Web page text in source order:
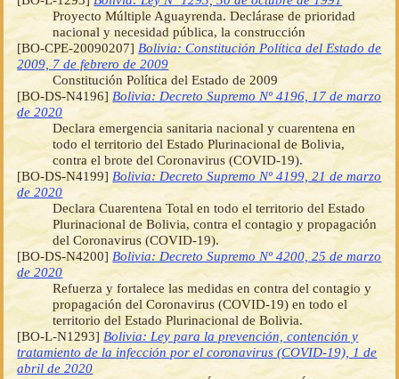
Proyecto Múltiple Aguayrenda. Declárase de prioridad
nacional y necesidad pública, la construcción
[BO-CPE-20090207] Bolivia: Constitución Política del Estado de
2009, 7 de febrero de 2009
Constitución Política del Estado de 2009
[BO-DS-N4196] Bolivia: Decreto Supremo Nº 4196, 17 de marzo
de 2020
Declara emergencia sanitaria nacional y cuarentena en
todo el territorio del Estado Plurinacional de Bolivia,
contra el brote del Coronavirus (COVID-19).
[BO-DS-N4199] Bolivia: Decreto Supremo Nº 4199, 21 de marzo
de 2020
Declara Cuarentena Total en todo el territorio del Estado
Plurinacional de Bolivia, contra el contagio y propagación
del Coronavirus (COVID-19).
[BO-DS-N4200] Bolivia: Decreto Supremo Nº 4200, 25 de marzo
de 2020
Refuerza y fortalece las medidas en contra del contagio y
propagación del Coronavirus (COVID-19) en todo el
territorio del Estado Plurinacional de Bolivia.
[BO-L-N1293] Bolivia: Ley para la prevención, contención y
tratamiento de la infección por el coronavirus (COVID-19), 1 de
abril de 2020